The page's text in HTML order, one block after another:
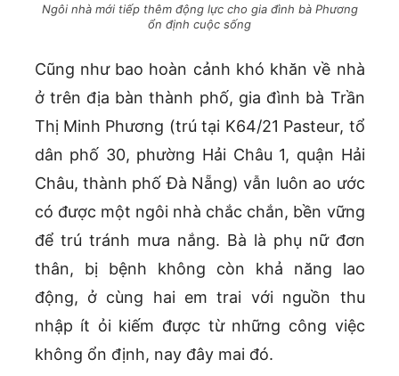
Ngôi nhà mới tiếp thêm động lực cho gia đình bà Phương
ổn định cuộc sống
Cũng như bao hoàn cảnh khó khăn về nhà
ở trên địa bàn thành phố, gia đình bà Trần
Thị Minh Phương (trú tại K64/21 Pasteur, tổ
dân phố 30, phường Hải Châu 1, quận Hải
Châu, thành phố Đà Nẵng) vẫn luôn ao ước
có được một ngôi nhà chắc chắn, bền vững
để trú tránh mưa nắng. Bà là phụ nữ đơn
thân, bị bệnh không còn khả năng lao
động, ở cùng hai em trai với nguồn thu
nhập ít ỏi kiếm được từ những công việc
không ổn định, nay đây mai đó.